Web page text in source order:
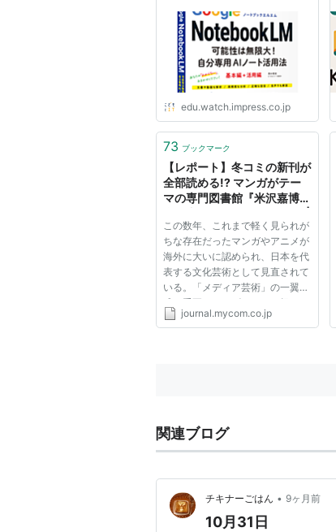
edu.watch.impress.co.jp
73 ブックマーク
【レポート】冬コミの新刊が
全部読める!? マンガがテー
マの専門図書館『米沢嘉博記
ライフ | マイコミジャーナル
この数年、これまで軽く見られが
ちな存在だったマンガやアニメが
海外に大いに認められ、日本を代
表する文化芸術として見直されて
いる。「メディア芸術」の一翼を
成す重要なカテゴリとして捉えら
れてもおり、学術的な研究対象と
journal.mycom.co.jp
関連ブログ
チキナーごはん • 9ヶ月前
10月31日